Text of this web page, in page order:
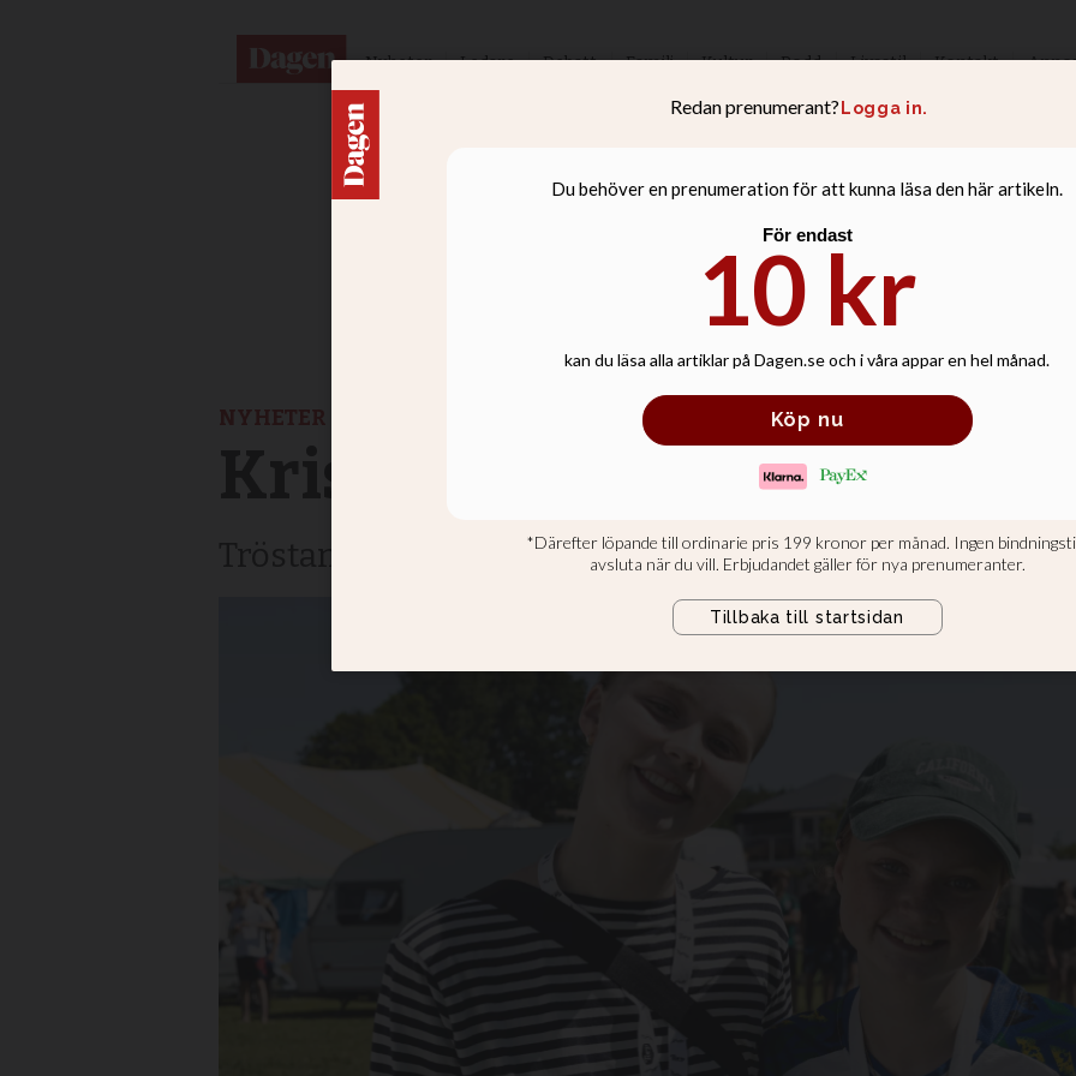
Nyheter Ledare Debatt Familj Kultur Podd Livsstil Kontakt
Kristna ungdomar:
Tröstande bibelstudium om hur Jesus stillar